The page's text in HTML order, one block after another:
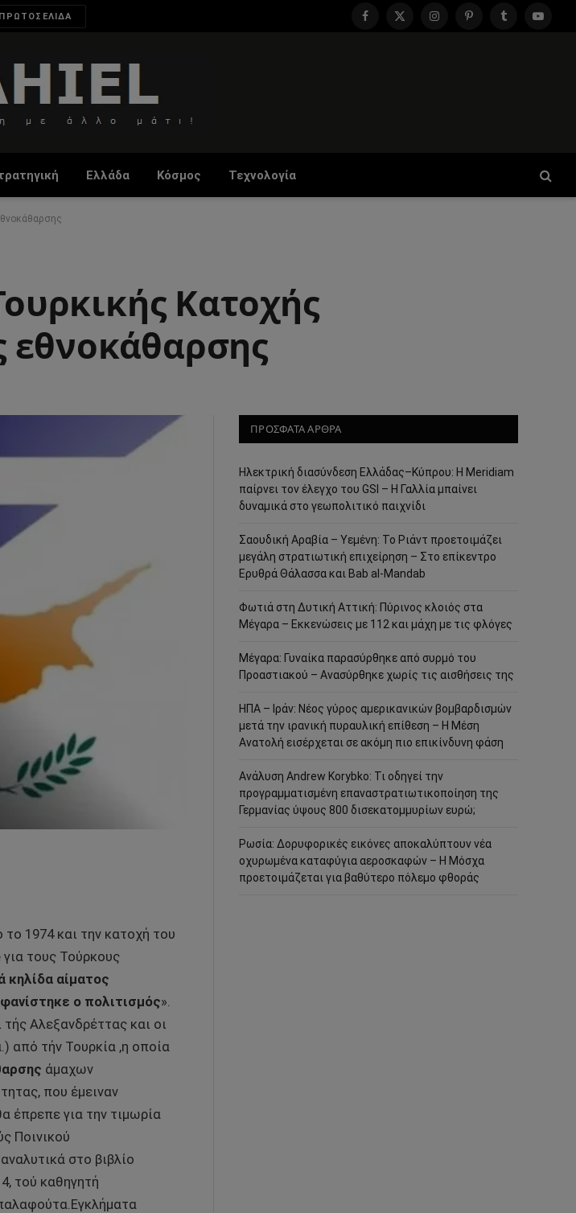
ΠΡΩΤΟΣΕΛΙΔΑ
Facebook
X
InstagramPinterestTumblr
Ελλάδα Κόσμος Τεχνολογία
Κατοχής
εθνοκάθαρσης
το 1974 και την κατοχή του
για τους Τούρκους
κηλίδα αίματος
ο πολιτισμός».
Αλεξανδρέττας και οι
από τήν Τουρκία ,η οποία
άμαχων
που έμειναν
έπρεπε για την τιμωρία
Ποινικού
στο βιβλίο
τού καθηγητή
ΠΡΟΣΦΑΤΑ ΑΡΘΡΑ
Ηλεκτρική διασύνδεση Ελλάδας–Κύπρου: Η Meridiam
παίρνει τον έλεγχο του GSI – Η Γαλλία μπαίνει
δυναμικά στο γεωπολιτικό παιχνίδι
Σαουδική Αραβία – Υεμένη: Το Ριάντ προετοιμάζει
μεγάλη στρατιωτική επιχείρηση – Στο επίκεντρο
Ερυθρά Θάλασσα και Bab al-Mandab
Φωτιά στη Δυτική Αττική: Πύρινος κλοιός στα
Μέγαρα – Εκκενώσεις με 112 και μάχη με τις φλόγες
Μέγαρα: Γυναίκα παρασύρθηκε από συρμό του
Προαστιακού – Ανασύρθηκε χωρίς τις αισθήσεις της
ΗΠΑ – Ιράν: Νέος γύρος αμερικανικών βομβαρδισμών
μετά την ιρανική πυραυλική επίθεση – Η Μέση
Ανατολή εισέρχεται σε ακόμη πιο επικίνδυνη φάση
Ανάλυση Andrew Korybko: Τι οδηγεί την
προγραμματισμένη επαναστρατιωτικοποίηση της
Γερμανίας ύψους 800 δισεκατομμυρίων ευρώ;
Ρωσία: Δορυφορικές εικόνες αποκαλύπτουν νέα
οχυρωμένα καταφύγια αεροσκαφών – Η Μόσχα
προετοιμάζεται για βαθύτερο πόλεμο φθοράς